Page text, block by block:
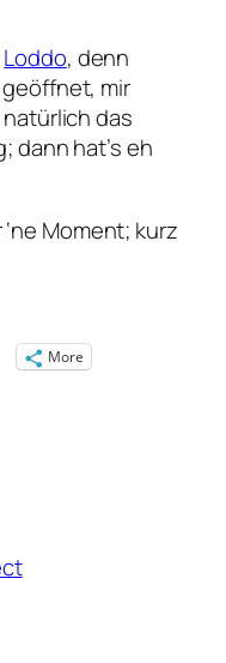
Loddo, denn
mir
das
dann hat’s eh
Moment; kurz
More